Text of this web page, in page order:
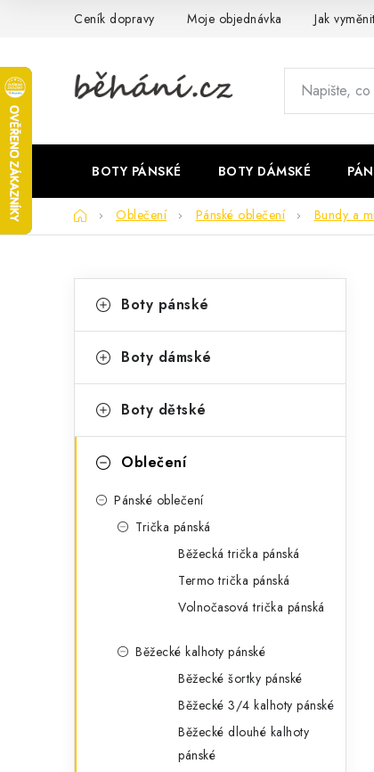
Ceník dopravy Moje objednávka Jak
BOTY PÁNSKÉ BOTY DÁMSKÉ
DomůOblečení Pánské oblečení Bundy a
o
t
r
kategorie
a
e
o
Boty pánské
Boty dámské
Boty dětské
Oblečení
Pánské oblečení
Trička pánská
Běžecká trička pánská
Termo trička pánská
Volnočasová trička pánská
Běžecké kalhoty pánské
Běžecké šortky pánské
Běžecké 3/4 kalhoty pánské
Běžecké dlouhé kalhoty
pánské